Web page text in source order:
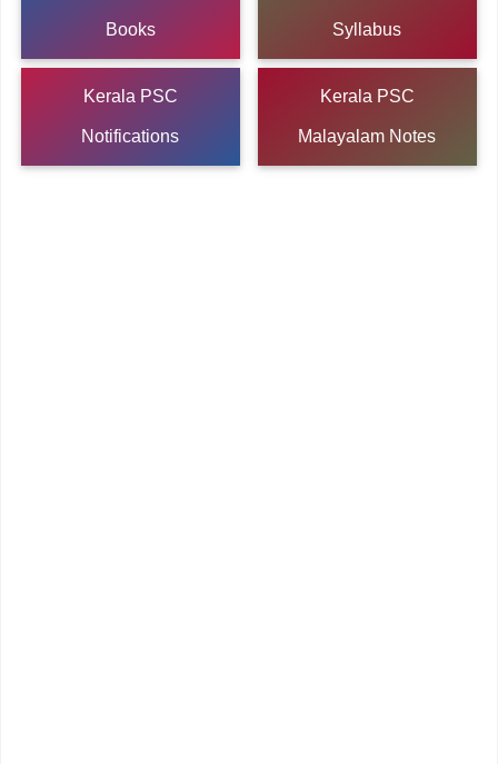
Books Syllabus
Kerala PSC
Notifications
Kerala PSC
Malayalam Notes